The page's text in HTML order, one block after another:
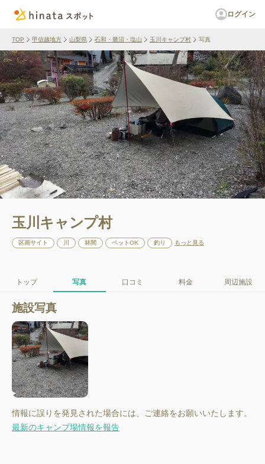
ログイン
TOP 甲信越地方 山梨県 石和・勝沼・塩山 玉川キャンプ村 写真
玉川キャンプ村
区画サイト 林間 ペットOK 釣り もっと見る
トップ 写真 口コミ 料金 周辺施設
施設写真
情報に誤りを発見された場合には、ご連絡をお願いいたします。
最新のキャンプ場情報を報告